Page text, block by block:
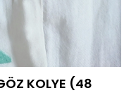
KOLYE (48